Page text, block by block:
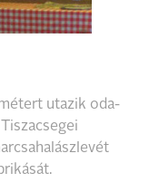
utazik oda-